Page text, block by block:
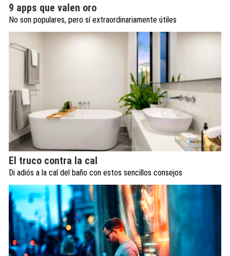
9 apps que valen oro
No son populares, pero sí extraordinariamente útiles
El truco contra la cal
Di adiós a la cal del baño con estos sencillos consejos